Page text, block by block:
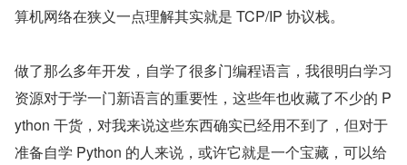
算机网络在狭义一点理解其实就是 TCP/IP 协议栈。
做了那么多年开发，自学了很多门编程语言，我很明白学习
资源对于学一门新语言的重要性，这些年也收藏了不少的 P
ython 干货，对我来说这些东西确实已经用不到了，但对于
准备自学 Python 的人来说，或许它就是一个宝藏，可以给